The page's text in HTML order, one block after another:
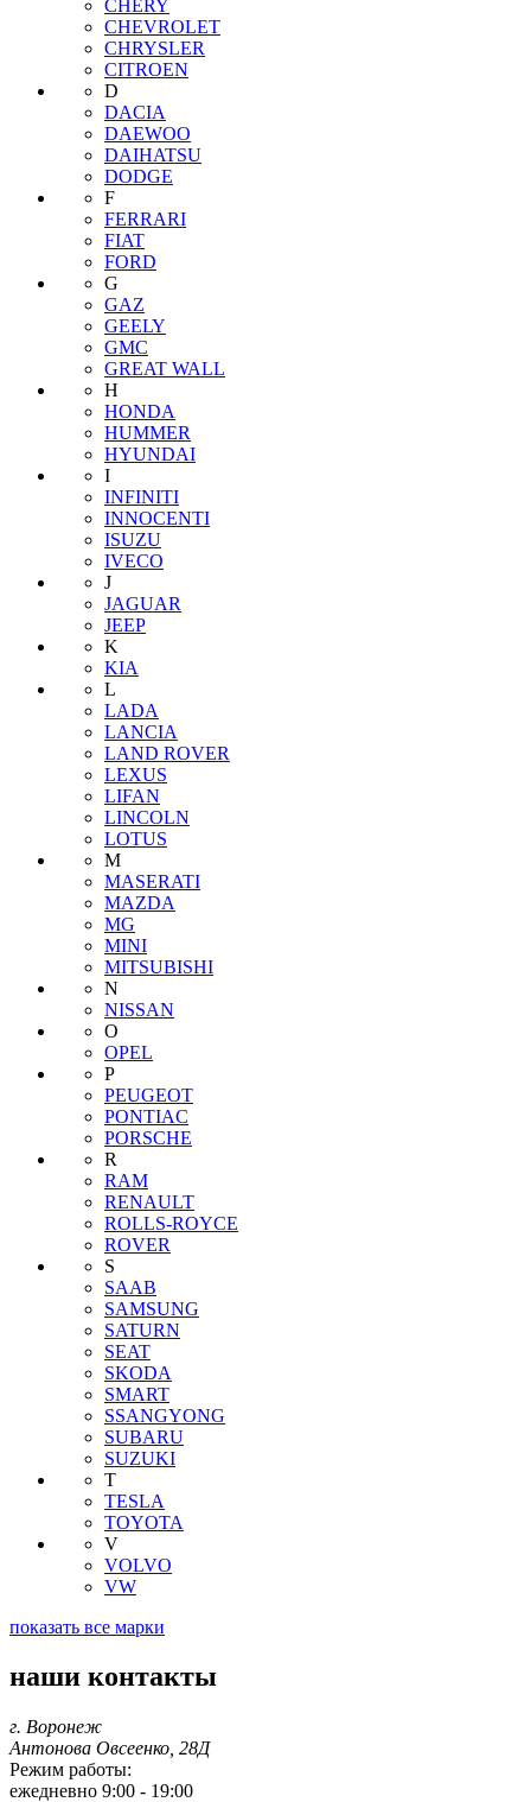
CHERY
CHEVROLET
CHRYSLER
CITROEN
D
DACIA
DAEWOO
DAIHATSU
DODGE
F
FERRARI
FIAT
FORD
G
GAZ
GEELY
GMC
GREAT WALL
H
HONDA
HUMMER
HYUNDAI
I
INFINITI
INNOCENTI
ISUZU
IVECO
J
JAGUAR
JEEP
K
KIA
L
LADA
LANCIA
LAND ROVER
LEXUS
LIFAN
LINCOLN
LOTUS
M
MASERATI
MAZDA
MG
MINI
MITSUBISHI
N
NISSAN
O
OPEL
P
PEUGEOT
PONTIAC
PORSCHE
R
RAM
RENAULT
ROLLS-ROYCE
ROVER
S
SAAB
SAMSUNG
SATURN
SEAT
SKODA
SMART
SSANGYONG
SUBARU
SUZUKI
T
TESLA
TOYOTA
V
VOLVO
VW
показать все марки
наши контакты
г. Воронеж
Антонова Овсеенко, 28Д
Режим работы:
ежедневно 9:00 - 19:00